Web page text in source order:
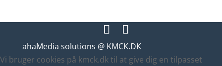
ahaMedia solutions @ KMCK.DK
Vi bruger cookies på kmck.dk til at give dig en tilpasset